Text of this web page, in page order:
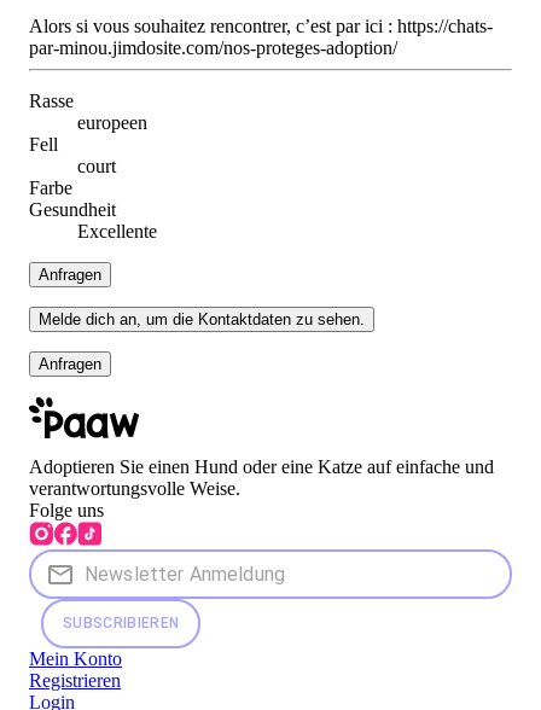
Alors si vous souhaitez rencontrer, c’est par ici : https://chats-
par-minou.jimdosite.com/nos-proteges-adoption/
Rasse
europeen
Fell
court
Farbe
Gesundheit
Excellente
Anfragen
Melde dich an, um die Kontaktdaten zu sehen.
Anfragen
Adoptieren Sie einen Hund oder eine Katze auf einfache und
verantwortungsvolle Weise.
Folge uns
SUBSCRIBIEREN
Mein Konto
Registrieren
Login